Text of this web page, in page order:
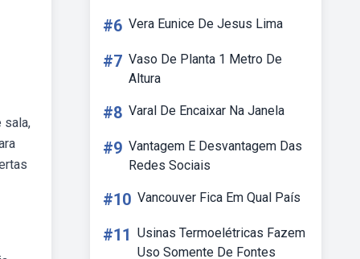
sala,
#6 Vera Eunice De Jesus Lima
#7 Vaso De Planta 1 Metro De
Altura
#8 Varal De Encaixar Na Janela
#9 Vantagem E Desvantagem Das
Redes Sociais
#10 Vancouver Fica Em Qual País
#11 Usinas Termoelétricas Fazem
Uso Somente De Fontes